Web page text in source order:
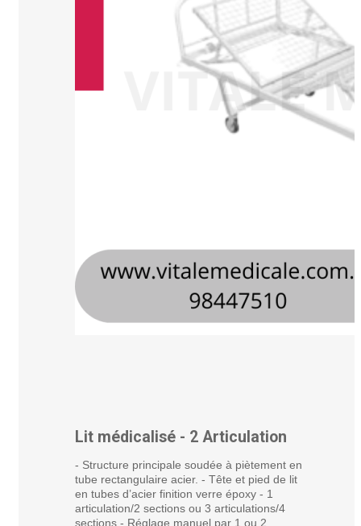
Lit médicalisé - 2 Articulation
- Structure principale soudée à piètement en
tube rectangulaire acier. - Tête et pied de lit
en tubes d’acier finition verre époxy - 1
articulation/2 sections ou 3 articulations/4
sections - Réglage manuel par 1 ou 2